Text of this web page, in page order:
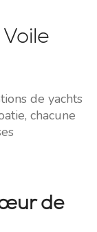
de yachts
chacune
de